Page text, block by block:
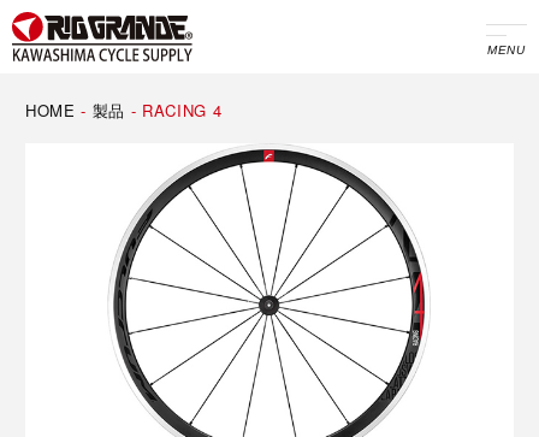
MENU
HOME - 製品 - RACING 4